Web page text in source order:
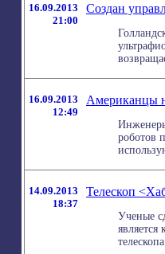
16.09.2013
21:00
Создан
16.09.2013
12:49
Американцы
роботов
14.09.2013
18:37
Телескоп
Ученые